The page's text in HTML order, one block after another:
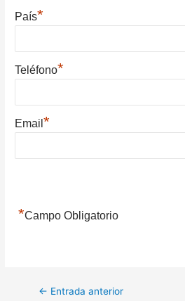
País*
Teléfono*
Email*
*Campo Obligatorio
Navegación
← Entrada anterior